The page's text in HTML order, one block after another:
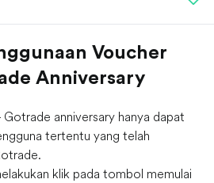
Voucher
Anniversary
anniversary hanya dapat
tertentu yang telah
klik pada tombol memulai